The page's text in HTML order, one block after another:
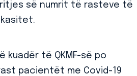
së numrit të rasteve të
kuadër të QKMF-së po
pacientët me Covid-19